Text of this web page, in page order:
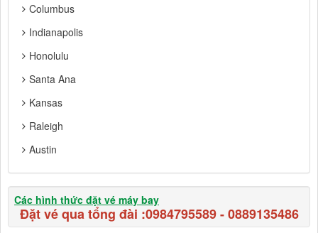
Columbus
Indianapolis
Honolulu
Santa Ana
Kansas
Raleigh
Austin
Các hình thức đặt vé máy bay
Đặt vé qua tổng đài :0984795589-0889135486